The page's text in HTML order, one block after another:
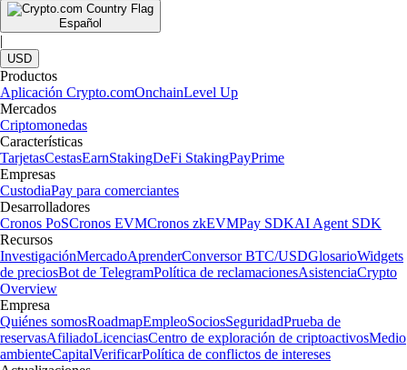
Español
|
USD
Productos
Aplicación Crypto.comOnchainLevel Up
Mercados
Criptomonedas
Características
TarjetasCestasEarnStakingDeFi StakingPayPrime
Empresas
CustodiaPay para comerciantes
Desarrolladores
Cronos PoSCronos EVMCronos zkEVMPay SDKAI Agent SDK
Recursos
InvestigaciónMercadoAprenderConversor BTC/USDGlosarioWidgets
de preciosBot de TelegramPolítica de reclamacionesAsistenciaCrypto
Overview
Empresa
Quiénes somosRoadmapEmpleoSociosSeguridadPrueba de
reservasAfiliadoLicenciasCentro de exploración de criptoactivosMedio
ambienteCapitalVerificarPolítica de conflictos de intereses